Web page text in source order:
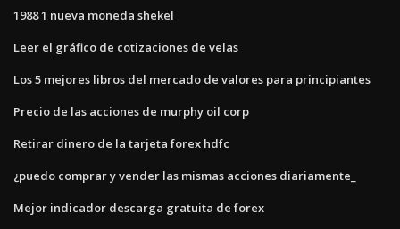
1988 1 nueva moneda shekel
Leer el gráfico de cotizaciones de velas
Los 5 mejores libros del mercado de valores para principiantes
Precio de las acciones de murphy oil corp
Retirar dinero de la tarjeta forex hdfc
¿puedo comprar y vender las mismas acciones diariamente_
Mejor indicador descarga gratuita de forex